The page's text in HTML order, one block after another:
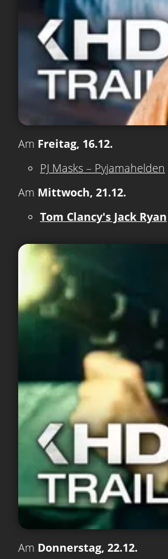
Am Freitag, 16.12.
PJ Masks – Pyjamahelden
Am Mittwoch, 21.12.
Tom Clancy's Jack Ryan
Am Donnerstag, 22.12.